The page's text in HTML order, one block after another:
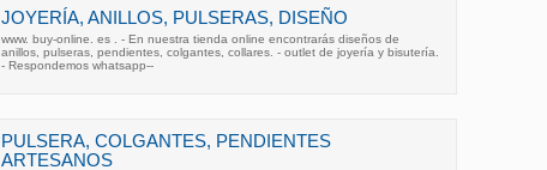
JOYERÍA, ANILLOS, PULSERAS, DISEÑO
www. buy-online. es . - En nuestra tienda online encontrarás diseños de
anillos, pulseras, pendientes, colgantes, collares. - outlet de joyería y bisutería.
- Respondemos whatsapp--
PULSERA, COLGANTES, PENDIENTES
ARTESANOS